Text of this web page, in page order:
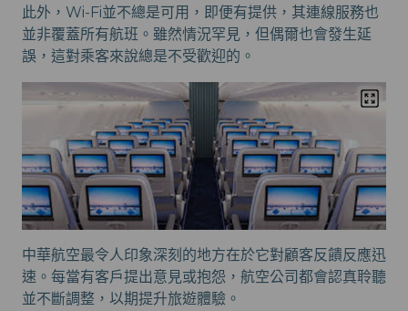
此外，Wi-Fi並不總是可用，即便有提供，其連線服務也
並非覆蓋所有航班。雖然情況罕見，但偶爾也會發生延
誤，這對乘客來說總是不受歡迎的。
中華航空最令人印象深刻的地方在於它對顧客反饋反應迅
速。每當有客戶提出意見或抱怨，航空公司都會認真聆聽
並不斷調整，以期提升旅遊體驗。